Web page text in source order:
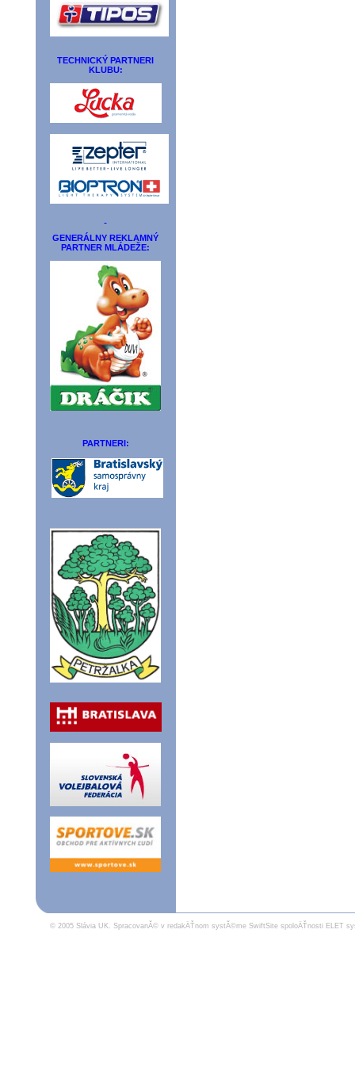
TECHNICKÝ PARTNERI
KLUBU:
GENERÁLNY REKLAMNÝ
PARTNER MLÁDEŽE:
PARTNERI:
© 2005 Slávia UK. SpracovanĂ© v redakÄŤnom systĂ©me SwiftSite spoloÄŤnosti ELET